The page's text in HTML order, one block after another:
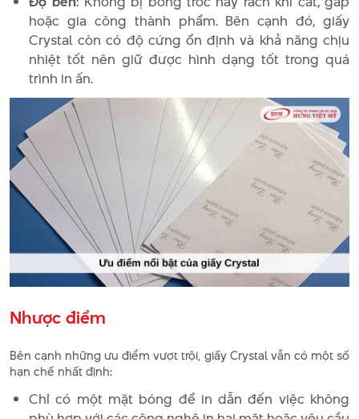
hoặc gia công thành phẩm. Bên cạnh đó, giấy
Crystal còn có độ cứng ổn định và khả năng chịu
nhiệt tốt nên giữ được hình dạng tốt trong quá
trình in ấn.
Nhược điểm
Bên cạnh những ưu điểm vượt trội, giấy Crystal vẫn có một số
hạn chế nhất định:
Chỉ có một mặt bóng để in dẫn đến việc không